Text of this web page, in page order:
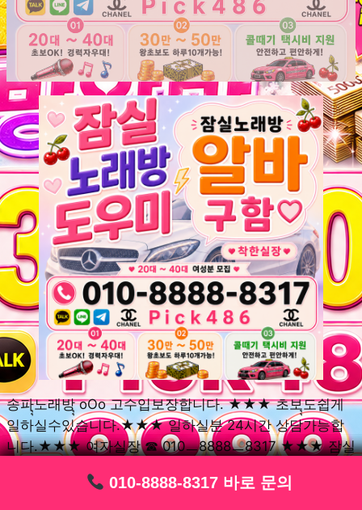
010-8888-8317 바로 문의
010-8888-8317 바로 문의
010-8888-8317 바로 문의
010-8888-8317 바로 문의
010-8888-8317 바로 문의
010-8888-8317 바로 문의
송파ุุ노래방ุุ oOo 고수입보장합니다. ★★★ 초보ุุ도쉽게
일하실수있습니다.★★★ 일하실분 24시간 상담가능합
니다.★★★ 여자실장 ☎ 010ㅡ8888ㅡ8317 ★★★ 잠실
요. 여성ㅣุุ알바ุุㅣ여기 신천동ุุ노래방ุุ ◞✿ 풍납동ุุ노래방ุุ
010-8888-8317 바로 문의
010-8888-8317 바로 문의
010-8888-8317 바로 문의